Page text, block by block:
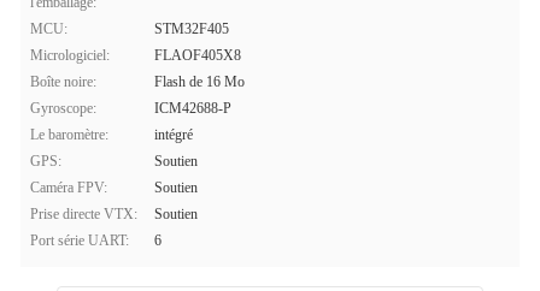
MCU:
STM32F405
Micrologiciel:
FLAOF405X8
Boîte noire:
Flash de 16 Mo
Gyroscope:
ICM42688-P
Le baromètre:
intégré
GPS:
Soutien
Caméra FPV:
Soutien
Prise directe VTX:
Soutien
Port série UART:
6